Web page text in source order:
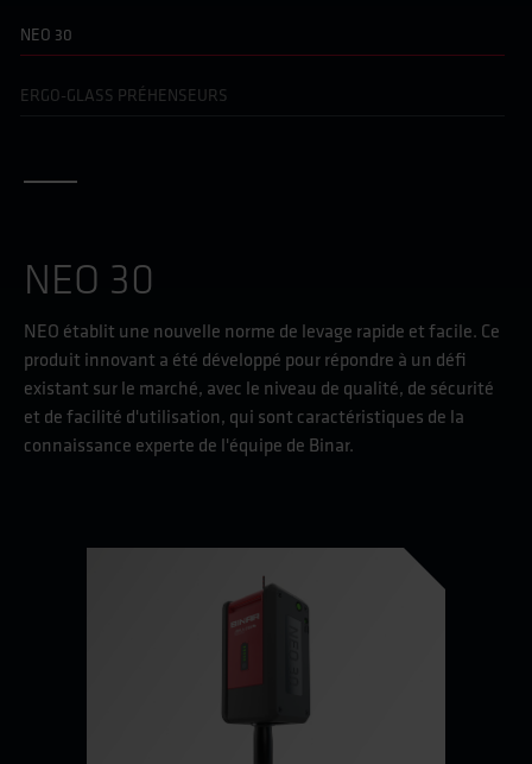
NEO 30
ERGO-GLASS PRÉHENSEURS
NEO 30
NEO établit une nouvelle norme de levage rapide et facile. Ce
produit innovant a été développé pour répondre à un défi
existant sur le marché, avec le niveau de qualité, de sécurité
et de facilité d'utilisation, qui sont caractéristiques de la
connaissance experte de l'équipe de Binar.